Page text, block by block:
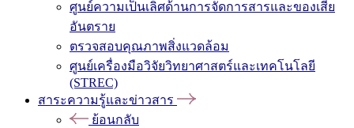
ศูนย์ความเป็นเลิศด้านการจัดการสารและของเสีย
อันตราย
ตรวจสอบคุณภาพสิ่งแวดล้อม
ศูนย์เครื่องมือวิจัยวิทยาศาสตร์และเทคโนโลยี
(STREC)
สาระความรู้และข่าวสาร
ย้อนกลับ